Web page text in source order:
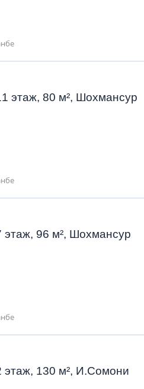
этаж, 80 м², Шохмансур
этаж, 96 м², Шохмансур
этаж, 130 м², И.Сомони